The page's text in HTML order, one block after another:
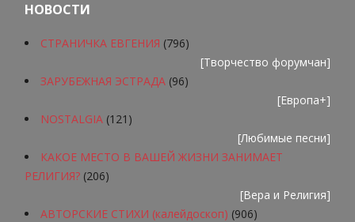
НОВОСТИ
СТРАНИЧКА ЕВГЕНИЯ (796)
[Творчество форумчан]
ЗАРУБЕЖНАЯ ЭСТРАДА (96)
[Европа+]
NOSTALGIA (121)
[Любимые песни]
КАКОЕ МЕСТО В ВАШЕЙ ЖИЗНИ ЗАНИМАЕТ
РЕЛИГИЯ? (206)
[Вера и Религия]
АВТОРСКИЕ СТИХИ (калейдоскоп) (906)